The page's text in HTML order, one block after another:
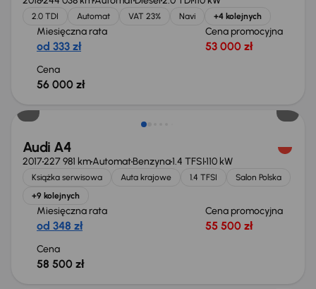
2.0 TDI Automat VAT 23% Navi +4 kolejnych
Miesięczna rata
od 333 zł
Cena promocyjna
53 000 zł
Cena
56 000 zł
Świeżo skupione
Audi A4
2017227 981 kmAutomatBenzyna1.4 TFSI110 kW
Książka serwisowa Auta krajowe 1.4 TFSI
Salon Polska
+9 kolejnych
Miesięczna rata
od 348 zł
Cena promocyjna
55 500 zł
Cena
58 500 zł
Taniej o 1 000 zł